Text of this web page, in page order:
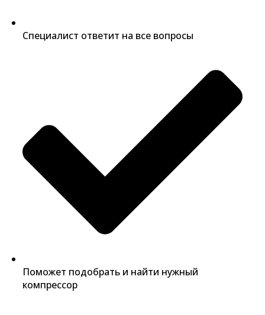
Специалист ответит на все вопросы
Поможет подобрать и найти нужный
компрессор